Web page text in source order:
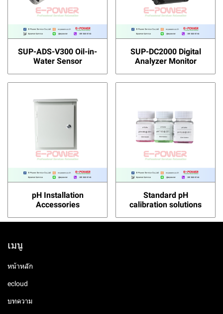
SUP-ADS-V300 Oil-in-
Water Sensor
SUP-DC2000 Digital
Analyzer Monitor
pH Installation
Accessories
Standard pH
calibration solutions
เมนู
หน้าหลัก
ecloud
บทความ